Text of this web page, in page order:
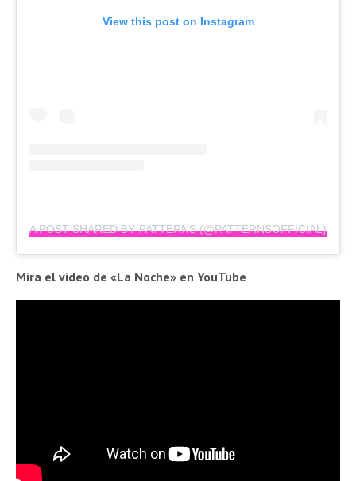
View this post on Instagram
A POST SHARED BY PATTERNS (@PATTERNSOFFICIAL)
Mira el video de «La Noche» en YouTube